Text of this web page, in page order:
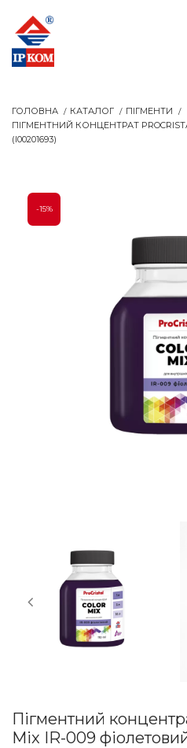
ГОЛОВНА КАТАЛОГ
ПІГМЕНТИ
ПІГМЕНТНИЙ КОНЦЕНТРАТ
(I00201693)
-15%
Пігментний
Mix IR-009